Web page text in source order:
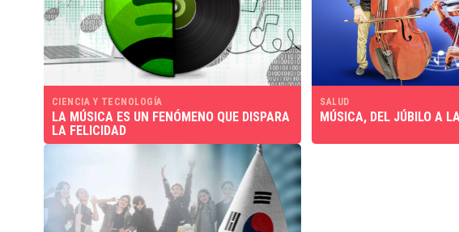
CIENCIA Y TECNOLOGÍA
LA MÚSICA ES UN FENÓMENO QUE DISPARA
LA FELICIDAD
SALUD
MÚSICA, DEL JÚBILO A